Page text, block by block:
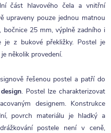
část hlavového čela a vnitřní
upraveny pouze jednou matnou
25 mm, výplně zadního i
je z bukové překližky. Postel je
několik provedení.
řešenou postel a patří do
. Postel lze charakterizovat
designem. Konstrukce
povrch materiálu je hladký a
postele není v ceně,